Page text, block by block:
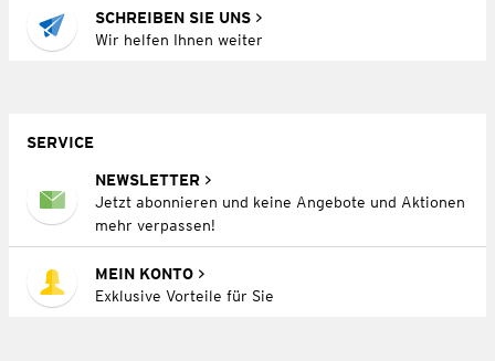
SCHREIBEN SIE UNS
Wir helfen Ihnen weiter
SERVICE
NEWSLETTER
Jetzt abonnieren und keine Angebote und Aktionen
mehr verpassen!
MEIN KONTO
Exklusive Vorteile für Sie